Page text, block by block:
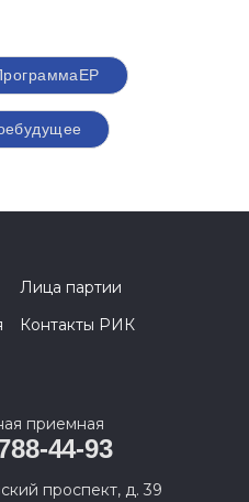
Лица партии
Контакты РИК
приемная
44-93
проспект, д. 39